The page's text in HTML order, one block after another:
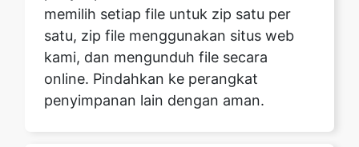
online. Pindahkan ke perangkat
penyimpanan lain dengan aman.
Sistem operasi dan browser